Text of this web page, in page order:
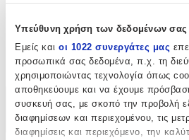
Υπεύθυνη χρήση των δεδομένων σας
Εμείς και οι 1022 συνεργάτες μας
προσωπικά σας δεδομένα, π.χ. τη
χρησιμοποιώντας τεχνολογία όπως
αποθηκεύουμε και να έχουμε
συσκευή σας, με σκοπό την προβολή
διαφημίσεων και περιεχομένου, τις
διαφημίσεις και περιεχόμενο, την
Είδος:
Φερμουάρ
Χαρακτηριστικά